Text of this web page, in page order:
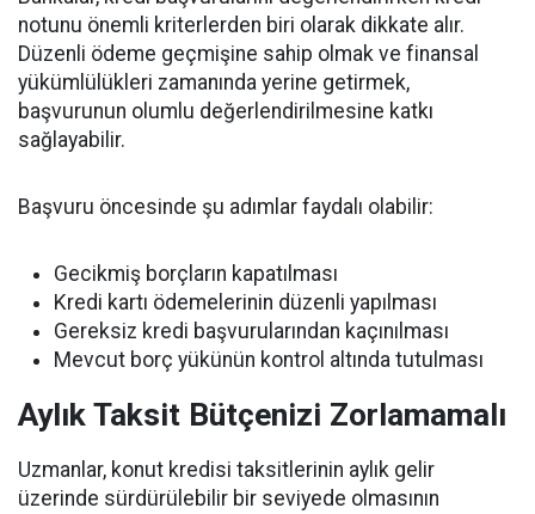
notunu önemli kriterlerden biri olarak dikkate alır.
Düzenli ödeme geçmişine sahip olmak ve finansal
yükümlülükleri zamanında yerine getirmek,
başvurunun olumlu değerlendirilmesine katkı
sağlayabilir.
Başvuru öncesinde şu adımlar faydalı olabilir:
Gecikmiş borçların kapatılması
Kredi kartı ödemelerinin düzenli yapılması
Gereksiz kredi başvurularından kaçınılması
Mevcut borç yükünün kontrol altında tutulması
Aylık Taksit Bütçenizi Zorlamamalı
Uzmanlar, konut kredisi taksitlerinin aylık gelir
üzerinde sürdürülebilir bir seviyede olmasının